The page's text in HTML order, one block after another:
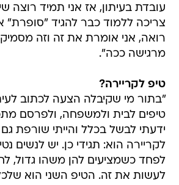
עובדת בעיתון, אז אני תמיד רוצה
צריכה ללמוד כבר להגיד
רואה, אני אומרת את זה וזה מסמיק
מרגישה ככה".
טיפ לקריירה?
"בתור מי שקיבלה הצעה לכתוב
טיפים לבית ולמשפחה, ולפרסם
ידעתי לבשל בכלל והייתי שורפת
לקריירה הוא: תגידי כן. יש לנשים
לפחד כשמציעים להן משהו גדול,
לעשות את זה. הטיפ השני הוא